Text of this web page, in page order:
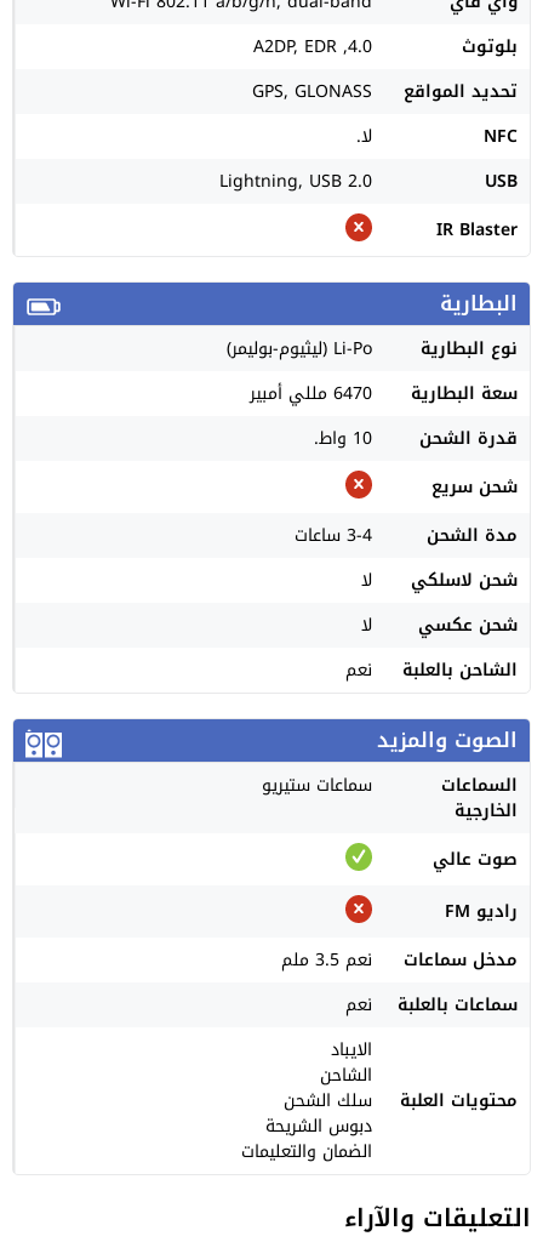
بلوتوث
4.0, A2DP, EDR
تحديد المواقع
GPS, GLONASS
NFC
لا.
USB
Lightning, USB 2.0
IR Blaster
البطارية
نوع البطارية
Li-Po (ليثيوم-بوليمر)
سعة البطارية
6470 مللي أمبير
قدرة الشحن
10 واط.
شحن سريع
مدة الشحن
3-4 ساعات
شحن لاسلكي
لا
شحن عكسي
لا
الشاحن بالعلبة
نعم
الصوت والمزيد
السماعات
الخارجية
سماعات ستيريو
صوت عالي
راديو FM
مدخل سماعات
نعم 3.5 ملم
سماعات بالعلبة
نعم
محتويات العلبة
الايباد
الشاحن
سلك الشحن
دبوس الشريحة
الضمان والتعليمات
التعليقات والآراء